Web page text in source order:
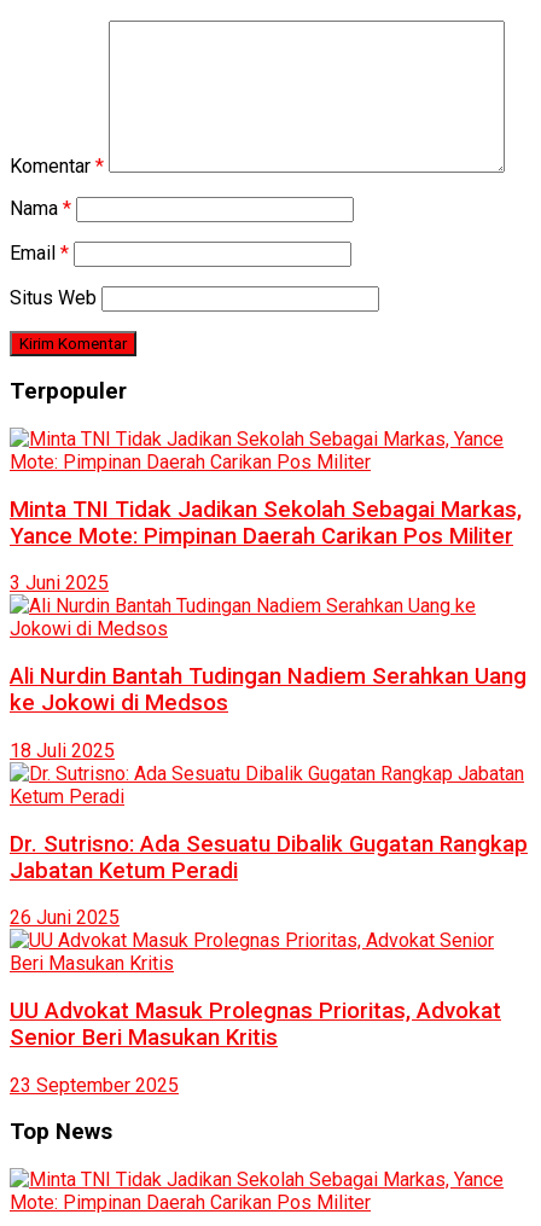
Komentar *
Nama *
Email *
Situs Web
Terpopuler
Minta TNI Tidak Jadikan Sekolah Sebagai Markas,
Yance Mote: Pimpinan Daerah Carikan Pos Militer
3 Juni 2025
Ali Nurdin Bantah Tudingan Nadiem Serahkan Uang
ke Jokowi di Medsos
18 Juli 2025
Dr. Sutrisno: Ada Sesuatu Dibalik Gugatan Rangkap
Jabatan Ketum Peradi
26 Juni 2025
UU Advokat Masuk Prolegnas Prioritas, Advokat
Senior Beri Masukan Kritis
23 September 2025
Top News